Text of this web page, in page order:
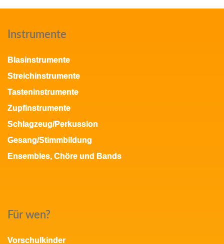
Instrumente
Blasinstrumente
Streichinstrumente
Tasteninstrumente
Zupfinstrumente
Schlagzeug/Perkussion
Gesang/Stimmbildung
Ensembles, Chöre und Bands
Für wen?
Vorschulkinder